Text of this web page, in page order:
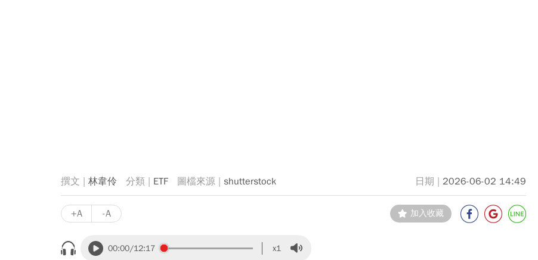
林韋伶 ETF shutterstock 2026-06-02 14:49
+A -A 加入收藏
00:00/12:17 x1